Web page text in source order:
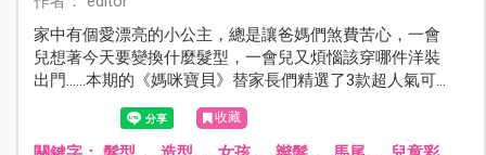
家中有個愛漂亮的小公主，總是讓爸媽們煞費苦心，一會
兒想著今天要變換什麼髮型，一會兒又煩惱該穿哪件洋裝
出門……本期的《媽咪寶貝》替家長們精選了3款超人氣可愛
髮型和甜美彩妝重點，下次不用再擔心參加party要如何吸
引大家的目光，每一位巧手媽咪，就是女兒最棒的造型
師！
收藏